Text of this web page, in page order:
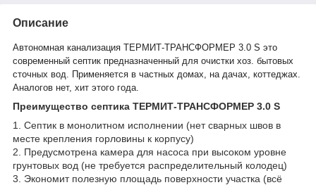
Описание
Автономная канализация ТЕРМИТ-ТРАНСФОРМЕР 3.0 S это
современный септик предназначенный для очистки хоз. бытовых
сточных вод. Применяется в частных домах, на дачах, коттеджах.
Аналогов нет, хит этого года.
Преимущество септика ТЕРМИТ-ТРАНСФОРМЕР 3.0 S
1. Септик в монолитном исполнении (нет сварных швов в
месте крепления горловины к корпусу)
2. Предусмотрена камера для насоса при высоком уровне
грунтовых вод (не требуется распределительный колодец)
3. Экономит полезную площадь поверхности участка (всё